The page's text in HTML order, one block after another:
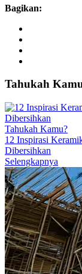
Bagikan:
Tahukah
Tahukah Kamu?
12 Inspirasi
Dibersihkan
Selengkapnya